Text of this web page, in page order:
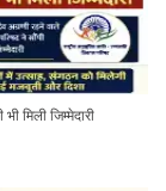
मिली जिम्मेदारी